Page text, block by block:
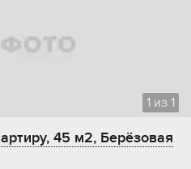
1 из 1
45 м2, Берёзовая